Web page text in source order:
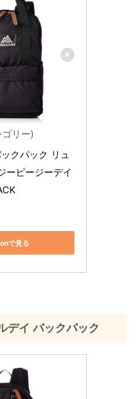
ゴリー)
クパック リュ
ーピージーデイ
で見る
デイ バックパック